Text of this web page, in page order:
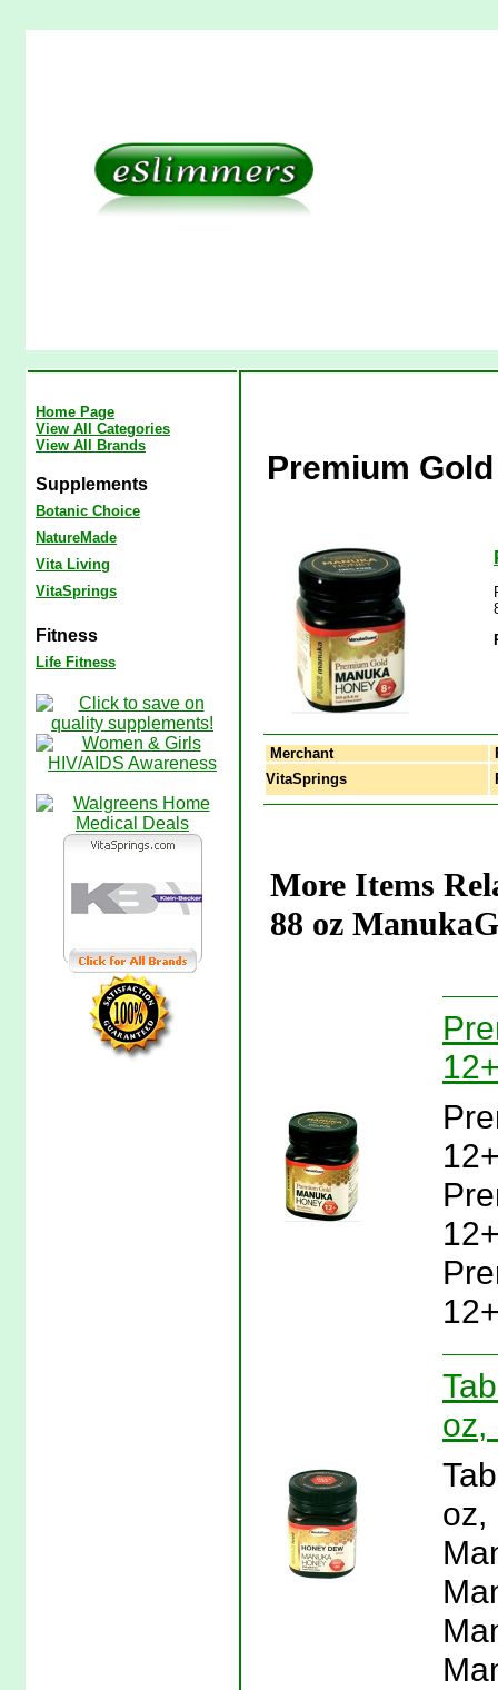
Home Page
View All Categories
View All Brands
Supplements
Botanic Choice
NatureMade
Vita Living
VitaSprings
Fitness
Life Fitness
Premium
Merchant
VitaSprings
More Items
88 oz
oz,
oz,